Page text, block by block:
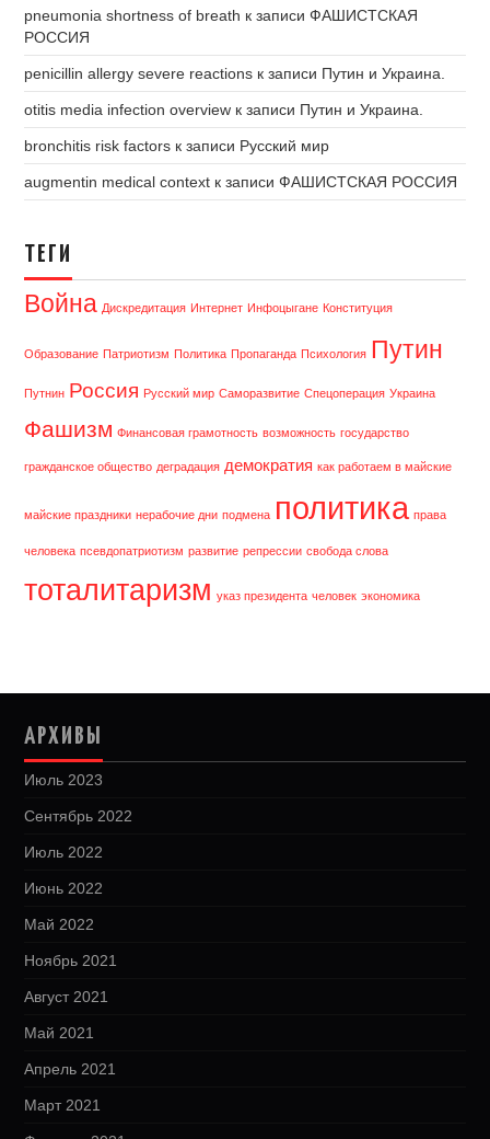
pneumonia shortness of breath к записиФАШИСТСКАЯ
РОССИЯ
penicillin allergy severe reactions к записи Путин и Украина.
otitis media infection overview к записи Путин и Украина.
bronchitis risk factors к записи Русский мир
augmentin medical context к записиФАШИСТСКАЯ РОССИЯ
ТЕГИ
Война Дискредитация Интернет Инфоцыгане Конституция
Образование Патриотизм Политика Пропаганда Психология Путин
Путнин Россия Русский мир Саморазвитие Спецоперация Украина
Фашизм Финансовая грамотность возможность государство
гражданское общество деградация демократия как работаем в майские
майские праздники нерабочие дни подмена политика права
человека псевдопатриотизм развитие репрессии свобода слова
тоталитаризм указ президента человек экономика
АРХИВЫ
Июль 2023
Сентябрь 2022
Июль 2022
Июнь 2022
Май 2022
Ноябрь 2021
Август 2021
Май 2021
Апрель 2021
Март 2021